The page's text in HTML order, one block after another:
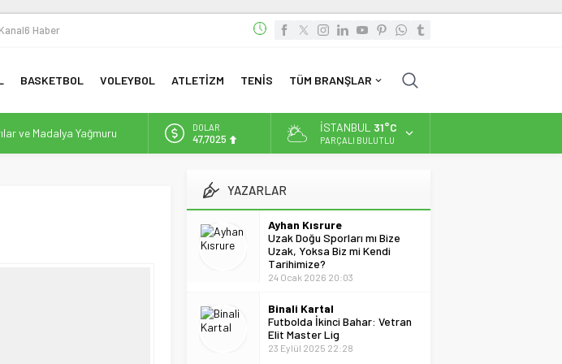
Kanal6 Haber
BASKETBOL VOLEYBOL ATLETİZM TENİS TÜM BRANŞLAR
ve Madalya Yağmuru
Toplumsal Farkındalık
Dönüşüm
Oldu
DOLAR
47,7025
55,0112
ALTIN
BİST
İSTANBUL 31°C
PARÇALI BULUTLU
YAZARLAR
Ayhan Kısrure
Uzak Doğu Sporları mı Bize
Uzak, Yoksa Biz mi Kendi
Tarihimize?
24 Ocak 2026 20:03
Binali Kartal
Futbolda İkinci Bahar: Vetran
Elit Master Lig
23 Eylül 2025 22:28